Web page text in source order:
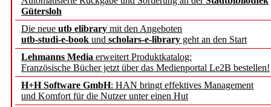
Gütersloh
Die neue utb elibrary mit den Angeboten
utb-studi-e-book und scholars-e-library geht an den Start
Lehmanns Media erweitert Produktkatalog:
Französische Bücher jetzt über das Medienportal Le2B bestellen!
H+H Software GmbH: HAN bringt effektives Management
und Komfort für die Nutzer unter einen Hut
Sorbisches Institut neu
Geschichte und
Künstliche Intelligenz
besser zu verstehen